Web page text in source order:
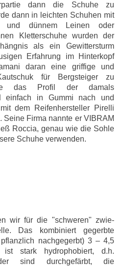
dann die Schuhe zu
dann in leichten Schuhen mit
und dünnem Leinen oder
Kletterschuhe wurden der
als ein Gewittersturm
Erfahrung im Hinterkopf
daran eine griffige und
für Bergsteiger zu
das Profil der damals
einfach in Gummi nach und
dem Reifenhersteller Pirelli
Seine Firma nannte er VIBRAM
Roccia, genau wie die Sohle
Schuhe verwenden.
wir für die "schweren" zwie-
Das kombiniert gegerbte
nachgegerbt) 3 – 4,5
stark hydrophobiert, d.h.
sind durchgefärbt, die